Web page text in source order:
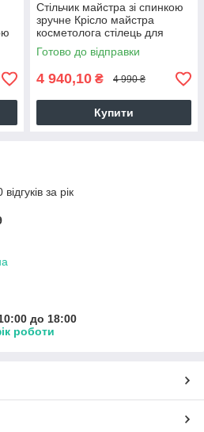
Стільчик майстра зі спинкою
зручне Крісло майстра
косметолога стілець для
лікаря стоматолога 881-2
Чорний
Готово до відправки
4 940,10 ₴ 4 990 ₴
Купити
за рік
до 18:00
роботи